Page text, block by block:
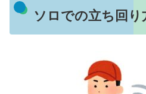
ソロでの立ち回り